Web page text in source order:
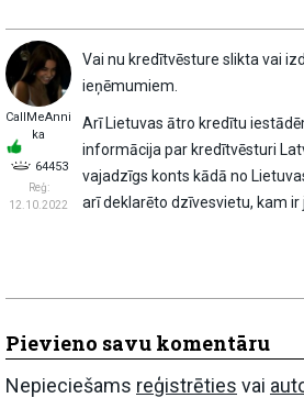
CallMeAnni
ka
64453
Reģ:
12.10.2022
Vai nu kredītvēsture slikta vai
ieņēmumiem.
Arī Lietuvas ātro kredītu
informācija par kredītvēsturi
vajadzīgs konts kādā no
arī deklarēto dzīvesvietu, kam ir
Pievieno savu komentāru
Nepieciešams reģistrēties vai